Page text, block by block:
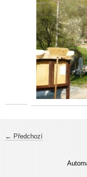
← Předchozí